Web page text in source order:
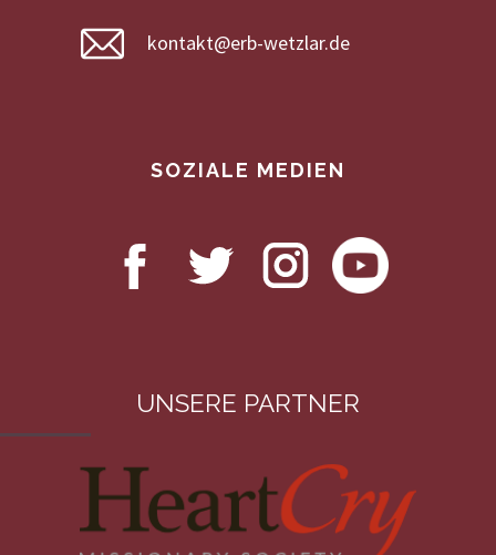
kontakt@erb-wetzlar.de
SOZIALE MEDIEN
UNSERE PARTNER